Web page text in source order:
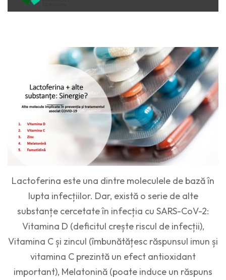
Lactoferina este una dintre moleculele de bază în
lupta infecțiilor. Dar, există o serie de alte
substanțe cercetate în infecția cu SARS-CoV-2:
Vitamina D (deficitul crește riscul de infecții),
Vitamina C și zincul (îmbunătățesc răspunsul imun și
vitamina C prezintă un efect antioxidant
important), Melatonină (poate induce un răspuns